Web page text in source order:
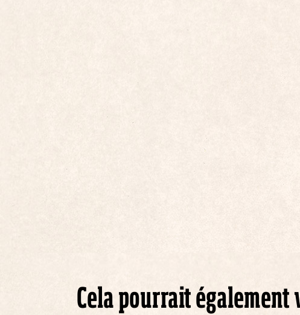
Cela pourrait également